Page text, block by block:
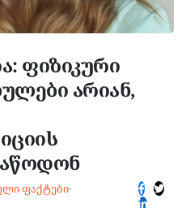
ფიზიკური
არიან,
ფაქტები·